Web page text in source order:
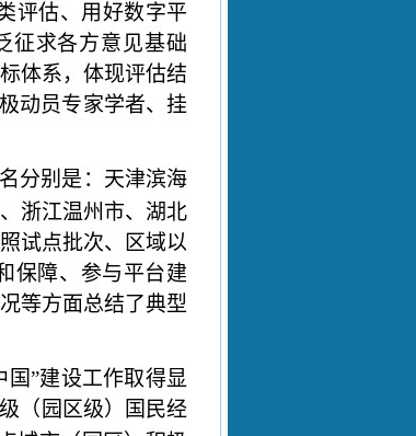
评估、用好数字平
征求各方意见基础
体系，体现评估结
动员专家学者、挂
分别是：天津滨海
浙江温州市、湖北
试点批次、区域以
保障、参与平台建
等方面总结了典型
”建设工作取得显
（园区级）国民经